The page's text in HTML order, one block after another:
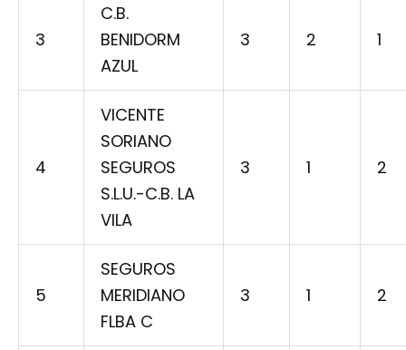
3
C.B.
BENIDORM
AZUL
3 2 1
4
VICENTE
SORIANO
SEGUROS
S.L.U.-C.B. LA
VILA
3 1 2
5
SEGUROS
MERIDIANO
FLBA C
3 1 2